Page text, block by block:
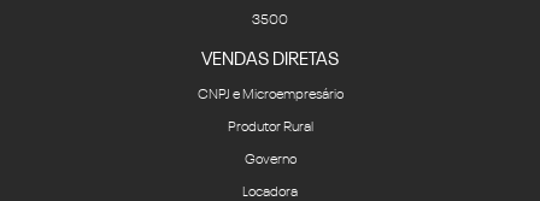
3500
VENDAS DIRETAS
CNPJ e Microempresário
Produtor Rural
Governo
Locadora